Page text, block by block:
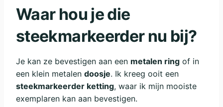
Waar hou je die
steekmarkeerder nu bij?
Je kan ze bevestigen aan een metalen ring of in
een klein metalen doosje. Ik kreeg ooit een
steekmarkeerder ketting, waar ik mijn mooiste
exemplaren kan aan bevestigen.